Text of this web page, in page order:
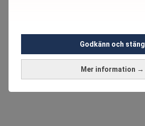
Mer information →
Godkänn och stäng